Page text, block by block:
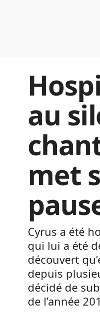
au
met
Cyrus a été
qui lui a été
découvert
depuis
décidé de
de l’année